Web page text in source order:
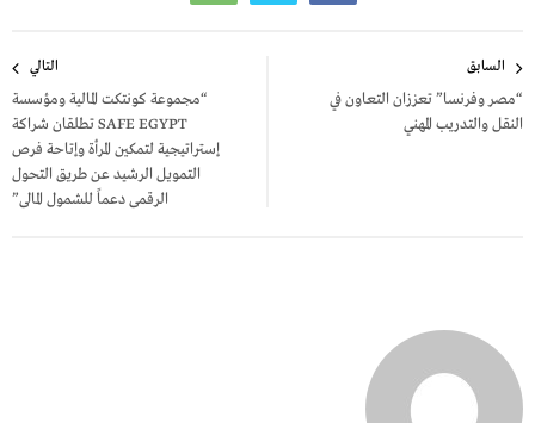
المقالات
السابق
“مصر وفرنسا” تعززان التعاون في
النقل والتدريب المهني
التالي
“مجموعة كونتكت المالية ومؤسسة
SAFE EGYPT تطلقان شراكة
إستراتيجية لتمكين المرأة وإتاحة فرص
التمويل الرشيد عن طريق التحول
الرقمى دعماً للشمول المالى”